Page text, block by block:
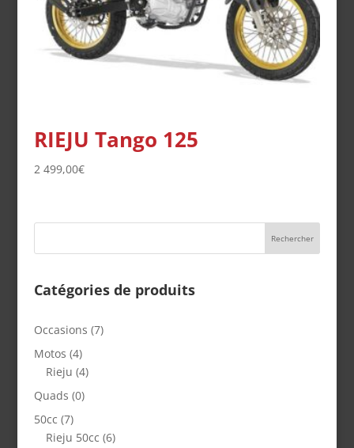
RIEJU Tango 125
2 499,00€
Catégories de produits
Occasions (7)
Motos (4)
Rieju (4)
Quads (0)
50cc (7)
Rieju 50cc (6)